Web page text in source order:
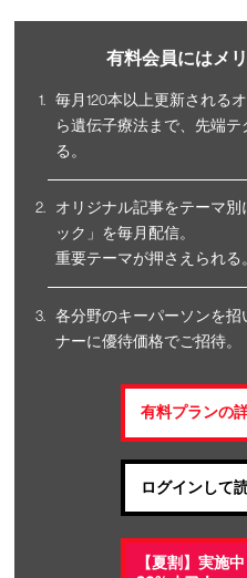
有料会員にはメ
毎月120本以上更新される
ら遺伝子療法まで、先端
る。
オリジナル記事をテーマ別
ック」を毎月配信。
重要テーマが押さえられる
各分野のキーパーソンを招
ナーに優待価格でご招待。
有料プランの
ログインして
【夏割】実施